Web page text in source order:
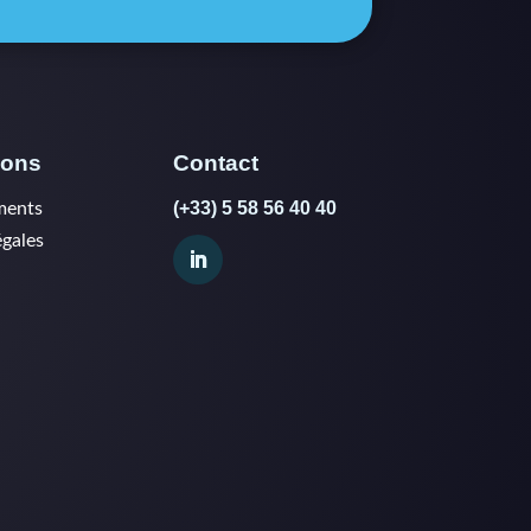
Contact
(+33) 5 58 56 40 40